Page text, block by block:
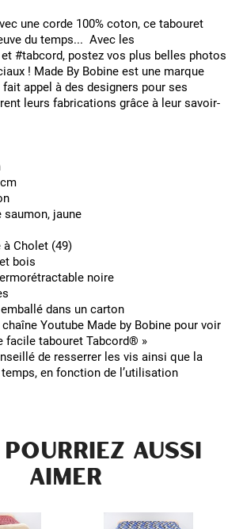
une corde 100% coton, ce tabouret
du temps... Avec les
#tabcord, postez vos plus belles photos
! Made By Bobine est une marque
appel à des designers pour ses
leurs fabrications grâce à leur savoir-
jaune
à Cholet (49)
bois
noire
dans un carton
Youtube Made by Bobine pour voir
facile tabouret Tabcord® »
de resserrer les vis ainsi que la
en fonction de l’utilisation
AUSSI
AIMER